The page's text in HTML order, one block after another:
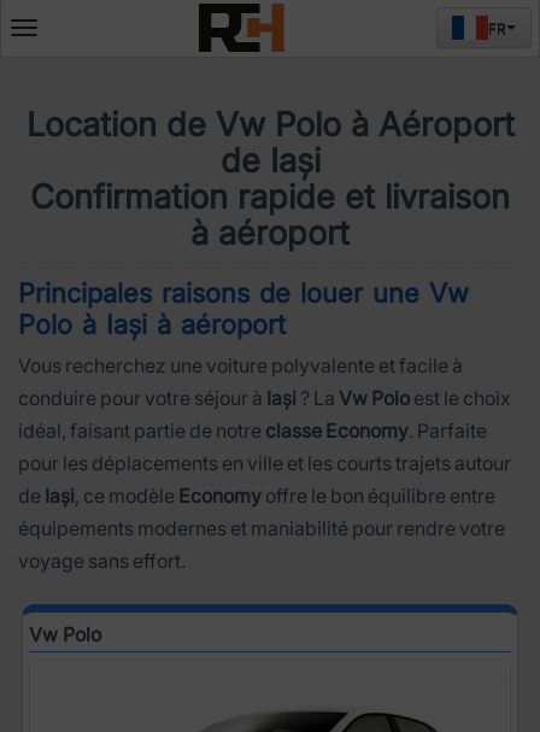
Deschide
FR
Location de Vw Polo à Aéroport
de Iași
Confirmation rapide et livraison
à aéroport
Principales raisons de louer une Vw
Polo à Iași à aéroport
Vous recherchez une voiture polyvalente et facile à
conduire pour votre séjour à Iași ? La Vw Polo est le choix
idéal, faisant partie de notre classe Economy. Parfaite
pour les déplacements en ville et les courts trajets autour
de Iași, ce modèle Economy offre le bon équilibre entre
équipements modernes et maniabilité pour rendre votre
voyage sans effort.
Vw Polo